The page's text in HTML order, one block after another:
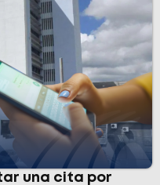
una cita por